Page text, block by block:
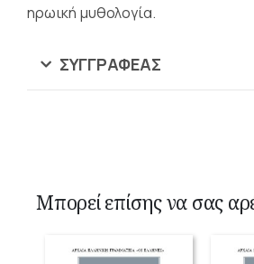
ηρωική μυθολογία.
ΣΥΓΓΡΑΦΈΑΣ
Μπορεί επίσης να σας